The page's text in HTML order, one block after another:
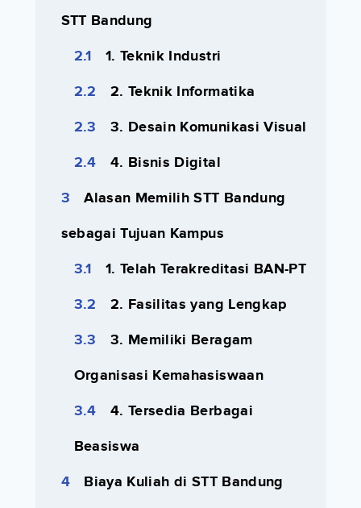
STT Bandung
1. Teknik Industri
2. Teknik Informatika
3. Desain Komunikasi Visual
4. Bisnis Digital
Alasan Memilih STT Bandung
sebagai Tujuan Kampus
1. Telah Terakreditasi BAN-PT
2. Fasilitas yang Lengkap
3. Memiliki Beragam
Organisasi Kemahasiswaan
4. Tersedia Berbagai
Beasiswa
Biaya Kuliah di STT Bandung